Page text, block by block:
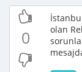
0
olan